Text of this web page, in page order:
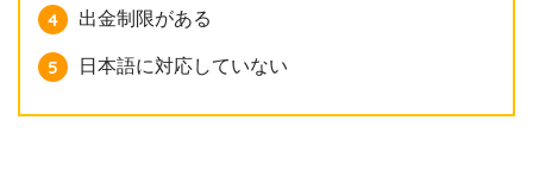
出金制限がある
日本語に対応していない